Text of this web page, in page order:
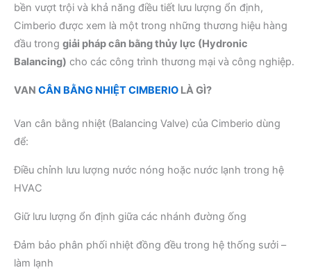
bền vượt trội và khả năng điều tiết lưu lượng ổn định,
Cimberio được xem là một trong những thương hiệu hàng
đầu trong giải pháp cân bằng thủy lực (Hydronic
Balancing) cho các công trình thương mại và công nghiệp.
VAN CÂN BẰNG NHIỆT CIMBERIO LÀ GÌ?
Van cân bằng nhiệt (Balancing Valve) của Cimberio dùng
để:
Điều chỉnh lưu lượng nước nóng hoặc nước lạnh trong hệ
HVAC
Giữ lưu lượng ổn định giữa các nhánh đường ống
Đảm bảo phân phối nhiệt đồng đều trong hệ thống sưởi –
làm lạnh